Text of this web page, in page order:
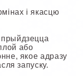
і якасцю
або
якое адразу
запуску.